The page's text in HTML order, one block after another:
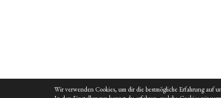
Wir verwenden Cookies, um dir die bestmögliche Erfahrung auf